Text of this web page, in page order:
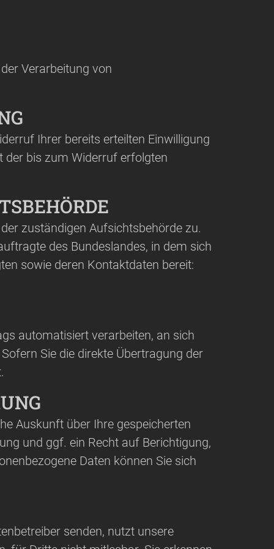
Verarbeitung von
Ihrer bereits erteilten Einwilligung
der bis zum Widerruf erfolgten
zuständigen Aufsichtsbehörde zu.
des Bundeslandes, in dem sich
sowie deren Kontaktdaten bereit:
automatisiert verarbeiten, an sich
Sie die direkte Übertragung der
Auskunft über Ihre gespeicherten
und ggf. ein Recht auf Berichtigung,
Daten können Sie sich
senden, nutzt unsere